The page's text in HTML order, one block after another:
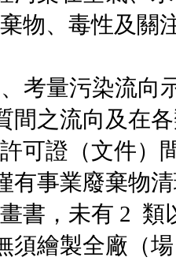
毒性及關注
量污染流向示
間之流向及在
（文件）間
有事業廢棄物
未有 2 類以
須繪製全廠（